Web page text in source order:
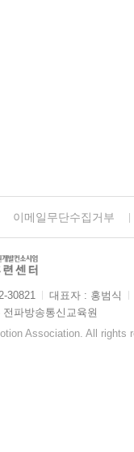
이메일무단수집거부
30821 대표자 : 홍범식
파방송통신교육원
Association. All rights